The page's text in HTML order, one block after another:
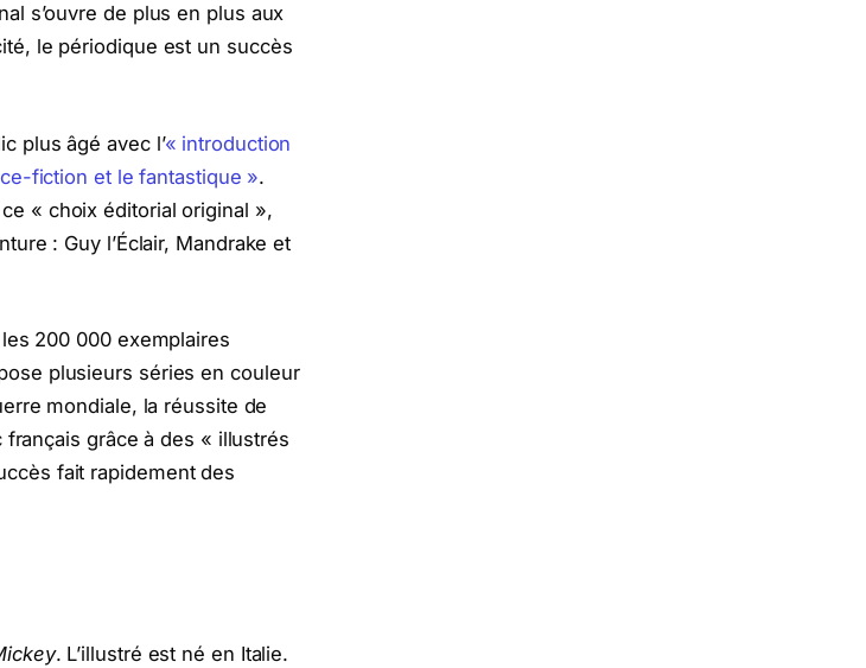
s’ouvre de plus en plus aux
le périodique est un succès
plus âgé avec l’« introduction
fiction et le fantastique ».
« choix éditorial original »,
: Guy l’Éclair, Mandrake et
200 000 exemplaires
plusieurs séries en couleur
mondiale, la réussite de
grâce à des « illustrés
fait rapidement des
. L’illustré est né en Italie.